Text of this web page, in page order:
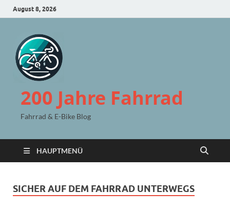
August 8, 2026
200 Jahre Fahrrad
Fahrrad & E-Bike Blog
HAUPTMENÜ
SICHER AUF DEM FAHRRAD UNTERWEGS